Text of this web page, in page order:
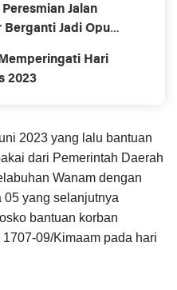
Jalan
Berganti Jadi Opu
Hari
2023
2023 yang lalu bantuan
dari Pemerintah Daerah
Wanam dengan
05 yang selanjutnya
bantuan korban
09/Kimaam pada hari